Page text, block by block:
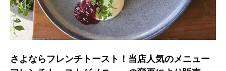
さよならフレンチトースト！当店人気のメニュー